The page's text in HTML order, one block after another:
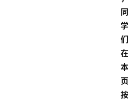
同
学
们
在
本
页
按